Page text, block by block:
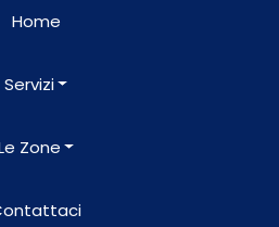
Home
Servizi
Zone